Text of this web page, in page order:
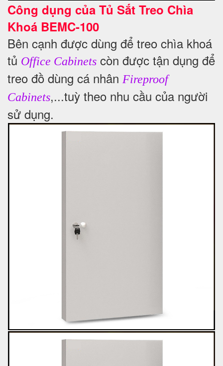
Công dụng của Tủ Sắt Treo Chìa
Khoá BEMC-100
Bên cạnh được dùng để treo chìa khoá
tủ Office Cabinets còn được tận dụng để
treo đồ dùng cá nhân Fireproof
Cabinets,...tuỳ theo nhu cầu của người
sử dụng.